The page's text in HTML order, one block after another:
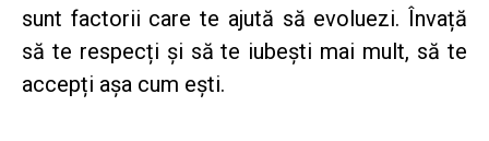
sunt factorii care te ajută să evoluezi. Învață
să te respecți și să te iubești mai mult, să te
accepți așa cum ești.